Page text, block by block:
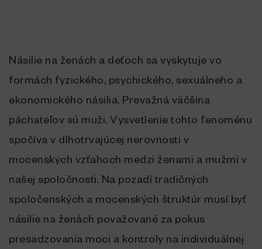
Násilie na ženách a deťoch sa vyskytuje vo
formách fyzického, psychického, sexuálneho a
ekonomického násilia. Prevažná väčšina
páchateľov sú muži. Vysvetlenie tohto fenoménu
spočíva v dlhotrvajúcej nerovnosti v
mocenských vzťahoch medzi ženami a mužmi v
našej spoločnosti. Na pozadí tradičných
spoločenských a mocenských štruktúr musí byť
násilie na ženách považované za pokus
presadzovania moci a kontroly na individuálnej